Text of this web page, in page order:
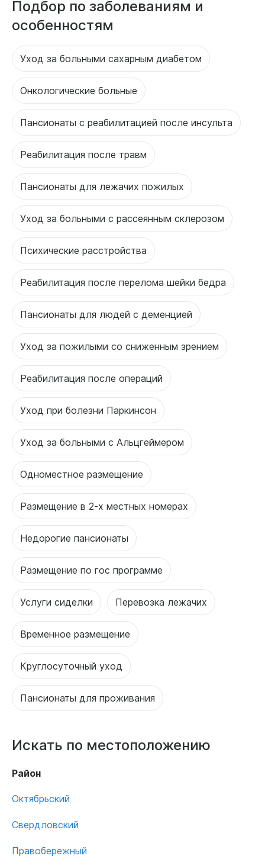
Подбор по заболеваниям и
особенностям
Уход за больными сахарным диабетом
Онкологические больные
Пансионаты с реабилитацией после инсульта
Реабилитация после травм
Пансионаты для лежачих пожилых
Уход за больными с рассеянным склерозом
Психические расстройства
Реабилитация после перелома шейки бедра
Пансионаты для людей с деменцией
Уход за пожилыми со сниженным зрением
Реабилитация после операций
Уход при болезни Паркинсон
Уход за больными с Альцгеймером
Одноместное размещение
Размещение в 2-х местных номерах
Недорогие пансионаты
Размещение по гос программе
Услуги сиделки Перевозка лежачих
Временное размещение
Круглосуточный уход
Пансионаты для проживания
Искать по местоположению
Район
Октябрьский
Свердловский
Правобережный